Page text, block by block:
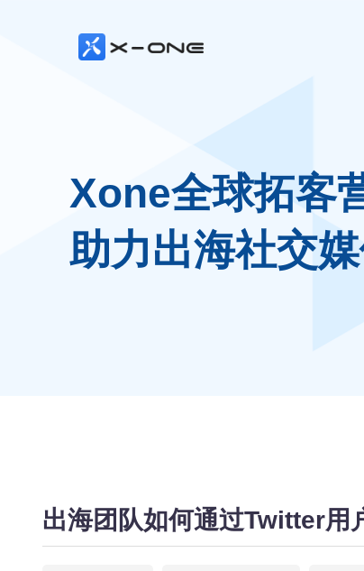
Xone全球拓客
助力出海社交
出海团队如何通过Twitter用